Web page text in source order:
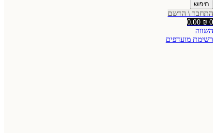
חיפוש
התחבר \ הרשם
0
0.00 ₪
השווה
רשימת מועדפים